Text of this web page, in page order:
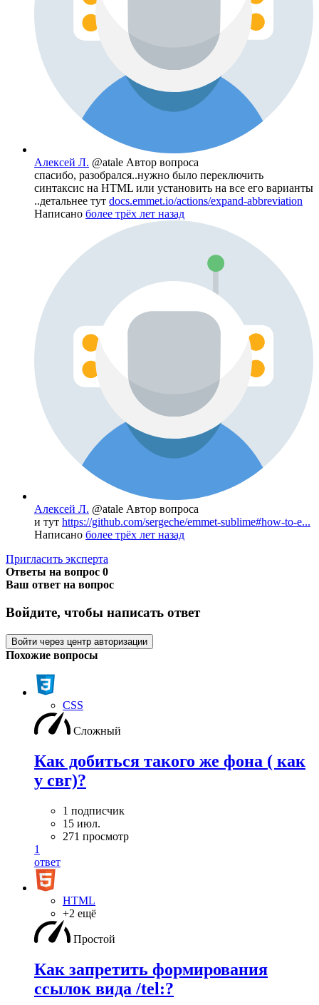
Алексей Л. @atale Автор вопроса
спасибо, разобрался..нужно было переключить
синтаксис на HTML или установить на все его варианты
..детальнее тут docs.emmet.io/actions/expand-abbreviation
Написано более трёх лет назад
Алексей Л. @atale Автор вопроса
и тут https://github.com/sergeche/emmet-sublime#how-to-e...
Написано более трёх лет назад
Пригласить эксперта
Ответы на вопрос 0
Ваш ответ на вопрос
Войдите, чтобы написать ответ
Войти через центр авторизации
Похожие вопросы
CSS
Сложный
Как добиться такого же фона ( как
у свг)?
1 подписчик
15 июл.
271 просмотр
1
ответ
HTML
+2 ещё
Простой
Как запретить формирования
ссылок вида /tel:?